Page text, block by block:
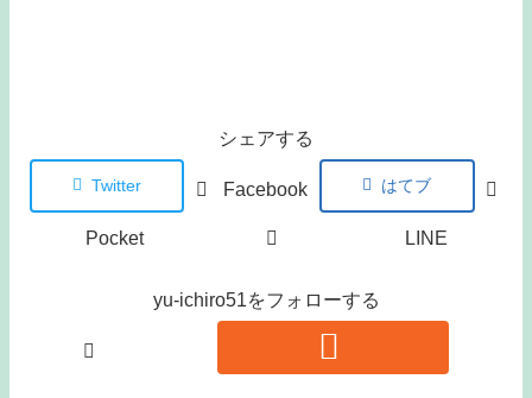
シェアする
Twitter Facebook はてブ
Pocket LINE
yu-ichiro51をフォローする